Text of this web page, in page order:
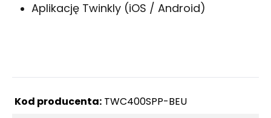
Aplikację Twinkly (iOS / Android)
Kod producenta: TWC400SPP-BEU